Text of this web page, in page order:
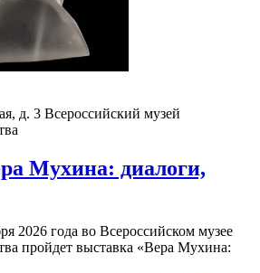
д. 3 Всероссийский музей
Мухина: диалоги,
2026 года во Всероссийском музее
пройдет выставка «Вера Мухина: